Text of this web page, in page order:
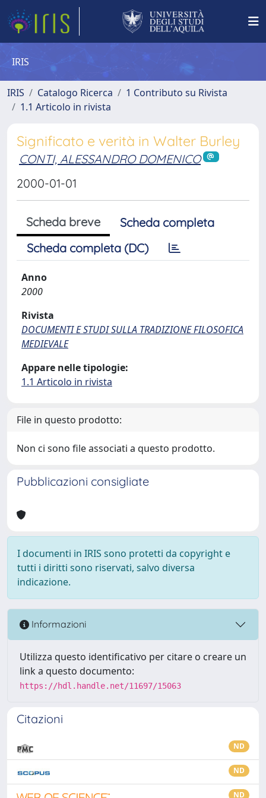
IRIS
IRIS Catalogo Ricerca
1 Contributo su Rivista
1.1 Articolo in rivista
Significato e verità in Walter Burley
CONTI, ALESSANDRO DOMENICO
2000-01-01
Scheda breve
Scheda completa
Scheda completa (DC)
Anno
2000
Rivista
DOCUMENTI E STUDI SULLA TRADIZIONE FILOSOFICA
MEDIEVALE
Appare nelle tipologie:
1.1 Articolo in rivista
File in questo prodotto:
Non ci sono file associati a questo prodotto.
Pubblicazioni consigliate
I documenti in IRIS sono protetti da copyright e
tutti i diritti sono riservati, salvo diversa
indicazione.
Informazioni
Utilizza questo identificativo per citare o creare un
link a questo documento:
https://hdl.handle.net/11697/15063
Citazioni
ND
ND
ND